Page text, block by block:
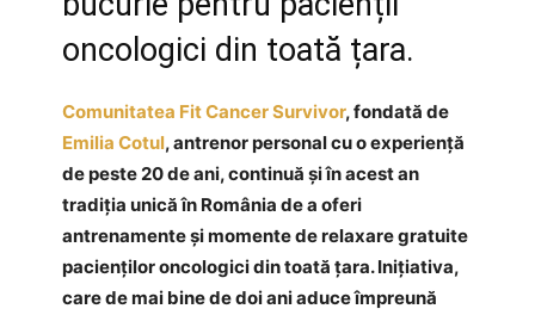
oncologici din toată țara.
Comunitatea Fit Cancer Survivor, fondată de
Emilia Cotul, antrenor personal cu o experiență
de peste 20 de ani, continuă și în acest an
tradiția unică în România de a oferi
antrenamente și momente de relaxare gratuite
pacienților oncologici din toată țara. Inițiativa,
care de mai bine de doi ani aduce împreună